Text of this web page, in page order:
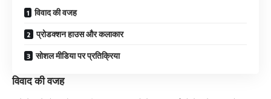
विवाद की वजह
प्रोडक्शन हाउस और कलाकार
सोशल मीडिया पर प्रतिक्रिया
विवाद की वजह